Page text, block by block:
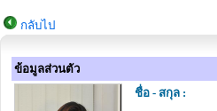
กลับไป
ข้อมูลส่วนตัว
ชื่อ - สกุล :